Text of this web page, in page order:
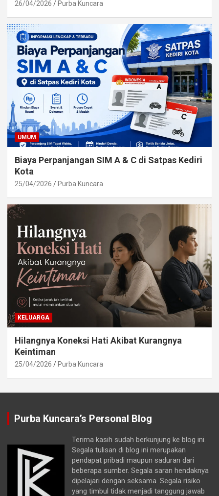
26/04/2026 Purba Kuncara
UMUM
Biaya Perpanjangan SIM A & C di Satpas Kediri
Kota
25/04/2026 Purba Kuncara
KELUARGA
Hilangnya Koneksi Hati Akibat Kurangnya
Keintiman
25/04/2026 Purba Kuncara
Purba Kuncara’s Personal Blog
Terima kasih sudah berkunjung ke blog ini.
Segala tulisan di blog ini merupakan
pendapat pribadi maupun saduran dari
beberapa sumber. Segala saran hendaknya
dipelajari dengan seksama. Segala risiko
yang timbul tidak menjadi tanggung jawab